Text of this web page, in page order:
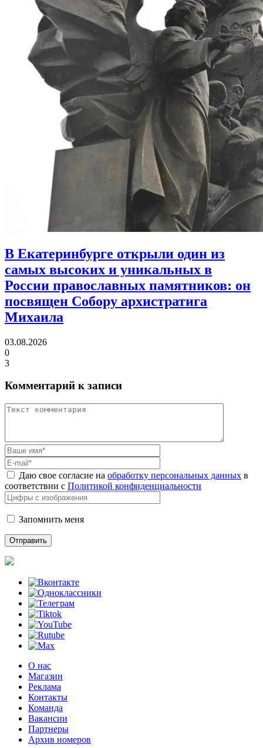
В Екатеринбурге открыли один из
самых высоких и уникальных в
России православных памятников: он
посвящен Собору архистратига
Михаила
03.08.2026
0
3
Комментарий к записи
Даю свое согласие на обработку персональных данных в
соответствии с Политикой конфиденциальности
Запомнить меня
О нас
Магазин
Реклама
Контакты
Команда
Вакансии
Партнеры
Архив номеров